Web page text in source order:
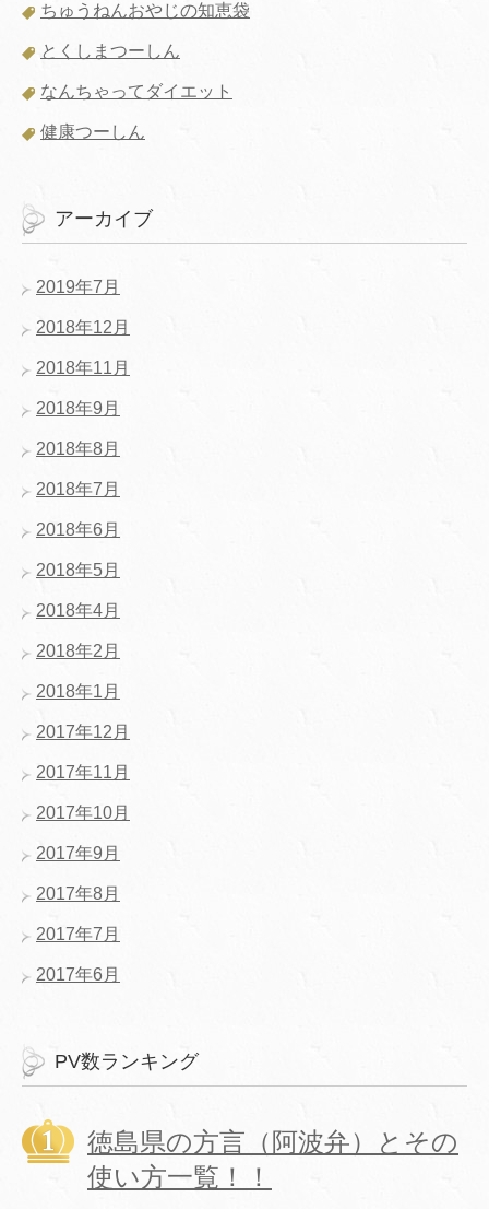
ちゅうねんおやじの知恵袋
とくしまつーしん
なんちゃってダイエット
健康つーしん
アーカイブ
2019年7月
2018年12月
2018年11月
2018年9月
2018年8月
2018年7月
2018年6月
2018年5月
2018年4月
2018年2月
2018年1月
2017年12月
2017年11月
2017年10月
2017年9月
2017年8月
2017年7月
2017年6月
PV数ランキング
徳島県の方言（阿波弁）とその
使い方一覧！！